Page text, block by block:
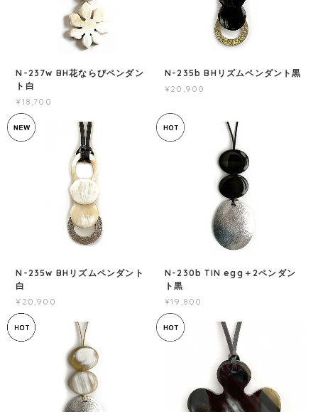
N-237w BH花ならびペンダン
ト白
¥18,700
N-235b BHリズムペンダント黒
¥20,900
N-235w BHリズムペンダント
白
¥20,900
N-230b TIN egg＋2ペンダン
ト黒
¥19,800